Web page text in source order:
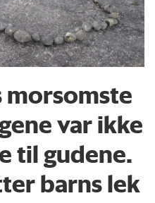
morsomste
var ikke
til gudene.
barns lek